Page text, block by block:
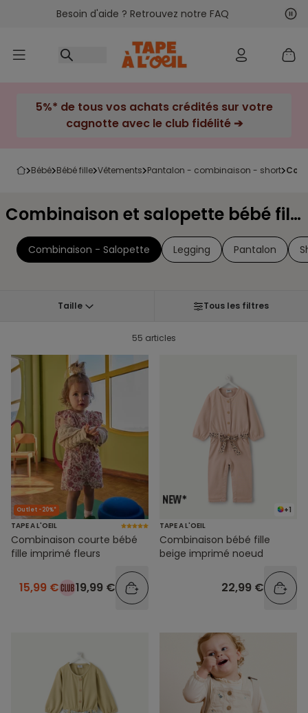
Accéder au contenu
Besoin d'aide ? Retrouvez notre FAQ
5%* de tous vos achats crédités sur votre
cagnotte avec le club fidélité ➔
bébé bébé fille vêtements pantalon - combinaison - short
Combinaison et salopette bébé fille
Combinaison - Salopette Legging Pantalon
Taille Tous les filtres
55 articles
Outlet -20%*
TAPE A L'OEIL
Combinaison courte bébé
fille imprimé fleurs
15,99 € 19,99 €
+1
TAPE A L'OEIL
Combinaison bébé fille
beige imprimé noeud
22,99 €